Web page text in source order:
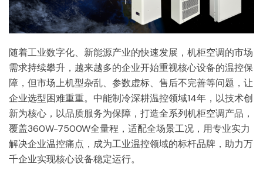
随着工业数字化、新能源产业的快速发展，机柜空调的市场
需求持续攀升，越来越多的企业开始重视核心设备的温控保
障，但市场上机型杂乱、参数虚标、售后不完善等问题，让
企业选型困难重重。中能制冷深耕温控领域14年，以技术创
新为核心，以品质服务为保障，打造全系列机柜空调产品，
覆盖360W-7500W全量程，适配全场景工况，用专业实力
解决企业温控痛点，成为工业温控领域的标杆品牌，助力万
千企业实现核心设备稳定运行。